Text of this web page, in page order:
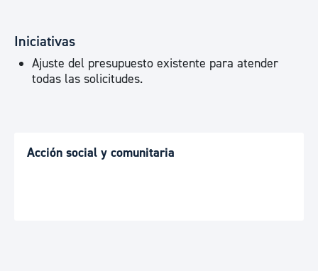
Iniciativas
Ajuste del presupuesto existente para atender
todas las solicitudes.
Acción social y comunitaria